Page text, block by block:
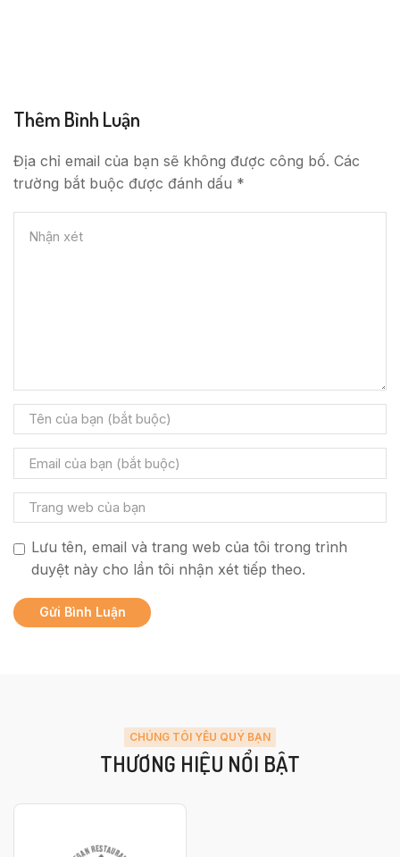
Thêm Bình Luận
Địa chỉ email của bạn sẽ không được công bố. Các
trường bắt buộc được đánh dấu *
Lưu tên, email và trang web của tôi trong trình
duyệt này cho lần tôi nhận xét tiếp theo.
CHÚNG TÔI YÊU QUÝ BẠN
THƯƠNG HIỆU NỔI BẬT